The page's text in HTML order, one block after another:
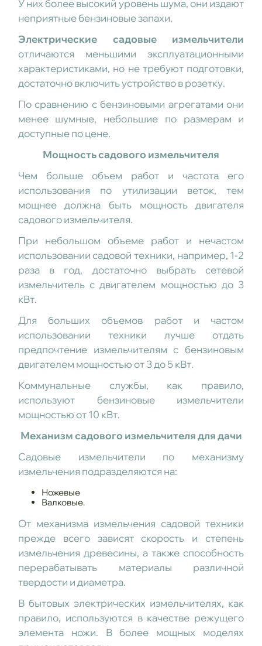
У них более высокий уровень шума, они издают
неприятные бензиновые запахи.
Электрические садовые измельчители
отличаются меньшими эксплуатационными
характеристиками, но не требуют подготовки,
достаточно включить устройство в розетку.
По сравнению с бензиновыми агрегатами они
менее шумные, небольшие по размерам и
доступные по цене.
Мощность садового измельчителя
Чем больше объем работ и частота его
использования по утилизации веток, тем
мощнее должна быть мощность двигателя
садового измельчителя.
При небольшом объеме работ и нечастом
использовании садовой техники, например, 1-2
раза в год, достаточно выбрать сетевой
измельчитель с двигателем мощностью до 3
кВт.
Для больших объемов работ и частом
использовании техники лучше отдать
предпочтение измельчителям с бензиновым
двигателем мощностью от 3 до 5 кВт.
Коммунальные службы, как правило,
используют бензиновые измельчители
мощностью от 10 кВт.
Механизм садового измельчителя для дачи
Садовые измельчители по механизму
измельчения подразделяются на:
Ножевые
Валковые.
От механизма измельчения садовой техники
прежде всего зависят скорость и степень
измельчения древесины, а также способность
перерабатывать материалы различной
твердости и диаметра.
В бытовых электрических измельчителях, как
правило, используются в качестве режущего
элемента ножи. В более мощных моделях